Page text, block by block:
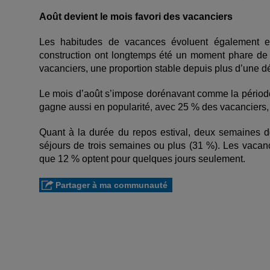
Août devient le mois favori des vacanciers
Les habitudes de vacances évoluent
construction ont longtemps été un moment phare
vacanciers, une proportion stable depuis plus d’une
Le mois d’août s’impose dorénavant comme la
gagne aussi en popularité, avec 25 % des vacanciers,
Quant à la durée du repos estival, deux semaines
séjours de trois semaines ou plus (31 %). Les
que 12 % optent pour quelques jours seulement.
Partager à ma communauté